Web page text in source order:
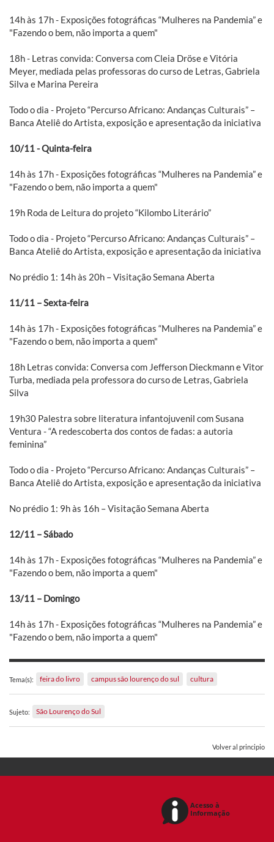
14h às 17h - Exposições fotográficas “Mulheres na Pandemia” e
"Fazendo o bem, não importa a quem"
18h - Letras convida: Conversa com Cleia Dröse e Vitória
Meyer, mediada pelas professoras do curso de Letras, Gabriela
Silva e Marina Pereira
Todo o dia - Projeto “Percurso Africano: Andanças Culturais” –
Banca Ateliê do Artista, exposição e apresentação da iniciativa
10/11 - Quinta-feira
14h às 17h - Exposições fotográficas “Mulheres na Pandemia” e
"Fazendo o bem, não importa a quem"
19h Roda de Leitura do projeto “Kilombo Literário”
Todo o dia - Projeto “Percurso Africano: Andanças Culturais” –
Banca Ateliê do Artista, exposição e apresentação da iniciativa
No prédio 1: 14h às 20h – Visitação Semana Aberta
11/11 – Sexta-feira
14h às 17h - Exposições fotográficas “Mulheres na Pandemia” e
"Fazendo o bem, não importa a quem"
18h Letras convida: Conversa com Jefferson Dieckmann e Vitor
Turba, mediada pela professora do curso de Letras, Gabriela
Silva
19h30 Palestra sobre literatura infantojuvenil com Susana
Ventura - “A redescoberta dos contos de fadas: a autoria
feminina”
Todo o dia - Projeto “Percurso Africano: Andanças Culturais” –
Banca Ateliê do Artista, exposição e apresentação da iniciativa
No prédio 1: 9h às 16h – Visitação Semana Aberta
12/11 – Sábado
14h às 17h - Exposições fotográficas “Mulheres na Pandemia” e
"Fazendo o bem, não importa a quem"
13/11 – Domingo
14h às 17h - Exposições fotográficas “Mulheres na Pandemia” e
"Fazendo o bem, não importa a quem"
Tema(s): feira do livro campus são lourenço do sul cultura
Sujeto: São Lourenço do Sul
Volver al principio